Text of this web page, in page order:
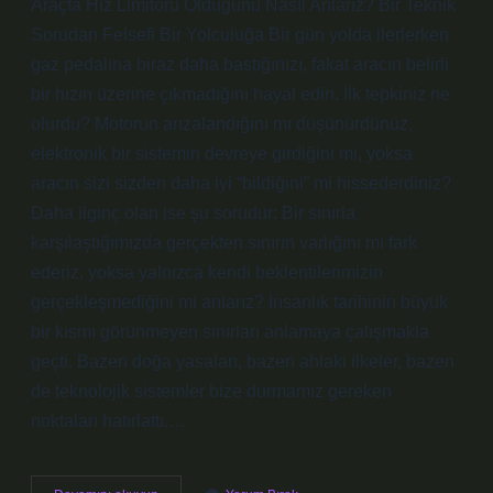
Araçta Hız Limitörü Olduğunu Nasıl Anlarız? Bir Teknik
Sorudan Felsefi Bir Yolculuğa Bir gün yolda ilerlerken
gaz pedalına biraz daha bastığınızı, fakat aracın belirli
bir hızın üzerine çıkmadığını hayal edin. İlk tepkiniz ne
olurdu? Motorun arızalandığını mı düşünürdünüz,
elektronik bir sistemin devreye girdiğini mi, yoksa
aracın sizi sizden daha iyi “bildiğini” mi hissederdiniz?
Daha ilginç olan ise şu sorudur: Bir sınırla
karşılaştığımızda gerçekten sınırın varlığını mı fark
ederiz, yoksa yalnızca kendi beklentilerimizin
gerçekleşmediğini mi anlarız? İnsanlık tarihinin büyük
bir kısmı görünmeyen sınırları anlamaya çalışmakla
geçti. Bazen doğa yasaları, bazen ahlaki ilkeler, bazen
de teknolojik sistemler bize durmamız gereken
noktaları hatırlattı.…